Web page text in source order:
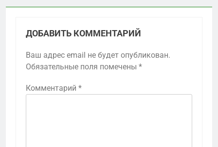
ДОБАВИТЬ КОММЕНТАРИЙ
Ваш адрес email не будет опубликован.
Обязательные поля помечены *
Комментарий *